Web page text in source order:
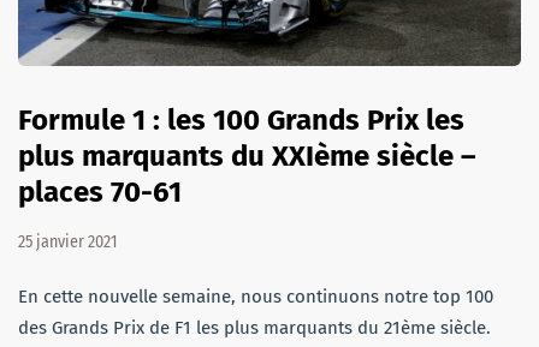
Formule 1 : les 100 Grands Prix les
plus marquants du XXIème siècle –
places 70-61
25 janvier 2021
En cette nouvelle semaine, nous continuons notre top 100
des Grands Prix de F1 les plus marquants du 21ème siècle.